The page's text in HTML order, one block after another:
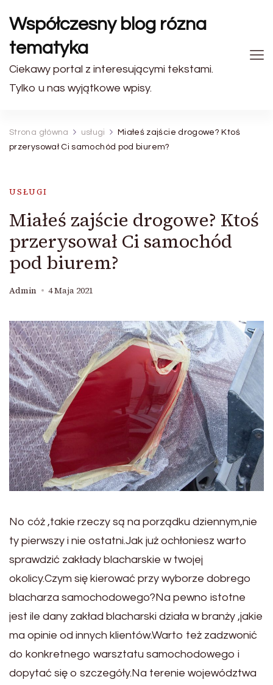
Współczesny blog rózna
tematyka
Ciekawy portal z interesującymi tekstami.
Tylko u nas wyjątkowe wpisy.
Strona główna usługi
Miałeś zajście drogowe? Ktoś
przerysował Ci samochód pod biurem?
USŁUGI
Miałeś zajście drogowe? Ktoś
przerysował Ci samochód
pod biurem?
Admin 4 Maja 2021
No cóż ,takie rzeczy są na porządku dziennym,nie
ty pierwszy i nie ostatni.Jak już ochłoniesz warto
sprawdzić zakłady blacharskie w twojej
okolicy.Czym się kierować przy wyborze dobrego
blacharza samochodowego?Na pewno istotne
jest ile dany zakład blacharski działa w branży ,jakie
ma opinie od innych klientów.Warto też zadzwonić
do konkretnego warsztatu samochodowego i
dopytać się o szczegóły.Na terenie województwa